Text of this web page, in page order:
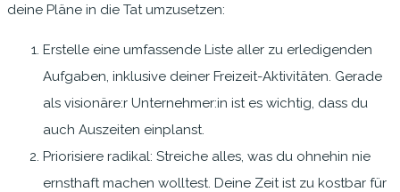
deine Pläne in die Tat umzusetzen:
Erstelle eine umfassende Liste aller zu erledigenden
Aufgaben, inklusive deiner Freizeit-Aktivitäten. Gerade
als visionäre:r Unternehmer:in ist es wichtig, dass du
auch Auszeiten einplanst.
Priorisiere radikal: Streiche alles, was du ohnehin nie
ernsthaft machen wolltest. Deine Zeit ist zu kostbar für